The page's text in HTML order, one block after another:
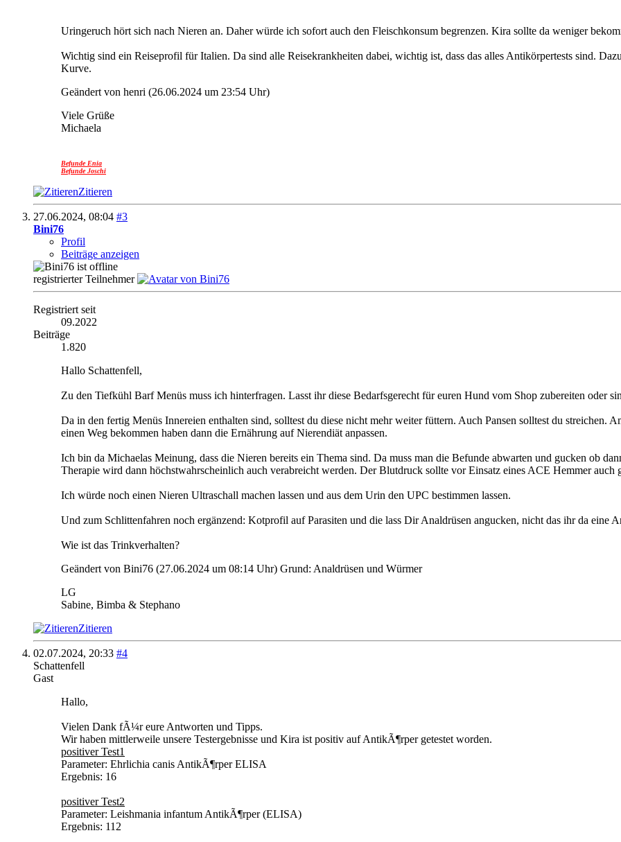
Uringeruch hört sich nach Nieren an. Daher würde ich sofort auch den Fleischkonsum begrenzen. Kira sollte da weniger
Wichtig sind ein Reiseprofil für Italien. Da sind alle Reisekrankheiten dabei, wichtig ist, dass das alles Antikörpertests sind.
Kurve.
Geändert von henri (26.06.2024 um 23:54 Uhr)
Viele Grüße
Michaela
Befunde Enia
Befunde Joschi
Zitieren
27.06.2024, 08:04 #3
Bini76
Profil
Beiträge anzeigen
registrierter Teilnehmer
Registriert seit
09.2022
Beiträge
1.820
Hallo Schattenfell,
Zu den Tiefkühl Barf Menüs muss ich hinterfragen. Lasst ihr diese Bedarfsgerecht für euren Hund vom Shop zubereiten oder
Da in den fertig Menüs Innereien enthalten sind, solltest du diese nicht mehr weiter füttern. Auch Pansen solltest du streichen.
einen Weg bekommen haben dann die Ernährung auf Nierendiät anpassen.
Ich bin da Michaelas Meinung, dass die Nieren bereits ein Thema sind. Da muss man die Befunde abwarten und gucken ob
Therapie wird dann höchstwahrscheinlich auch verabreicht werden. Der Blutdruck sollte vor Einsatz eines ACE Hemmer auch
Ich würde noch einen Nieren Ultraschall machen lassen und aus dem Urin den UPC bestimmen lassen.
Und zum Schlittenfahren noch ergänzend: Kotprofil auf Parasiten und die lass Dir Analdrüsen angucken, nicht das ihr da eine
Wie ist das Trinkverhalten?
Geändert von Bini76 (27.06.2024 um 08:14 Uhr) Grund: Analdrüsen und Würmer
LG
Sabine, Bimba & Stephano
Zitieren
02.07.2024, 20:33 #4
Schattenfell
Gast
Hallo,
Vielen Dank fÃ¼r eure Antworten und Tipps.
Wir haben mittlerweile unsere Testergebnisse und Kira ist positiv auf AntikÃ¶rper getestet worden.
positiver Test1
Parameter: Ehrlichia canis AntikÃ¶rper ELISA
Ergebnis: 16
positiver Test2
Parameter: Leishmania infantum AntikÃ¶rper (ELISA)
Ergebnis: 112